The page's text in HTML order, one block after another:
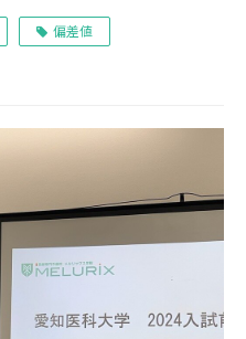
偏差値